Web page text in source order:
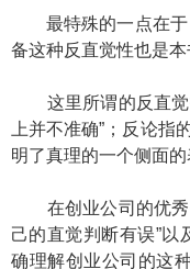
最特殊的一点在于
备这种反直觉性也是本
这里所谓的反直觉
上并不准确”；反论指
明了真理的一个侧面的
在创业公司的优秀
己的直觉判断有误”以
确理解创业公司的这